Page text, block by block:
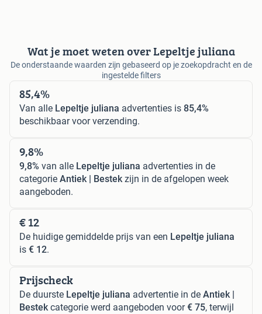
Wat je moet weten over Lepeltje juliana
De onderstaande waarden zijn gebaseerd op je zoekopdracht en de
ingestelde filters
85,4%
Van alle Lepeltje juliana advertenties is 85,4%
beschikbaar voor verzending.
9,8%
9,8% van alle Lepeltje juliana advertenties in de
categorie Antiek | Bestekzijn in de afgelopen week
aangeboden.
€ 12
De huidige gemiddelde prijs van een Lepeltje juliana
is € 12.
Prijscheck
De duurste Lepeltje juliana advertentie in de Antiek |
Bestekcategorie werd aangeboden voor€ 75, terwijl